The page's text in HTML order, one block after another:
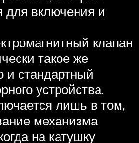
для включения и
клапан
такое же
и стандартный
устройства.
лишь в том,
механизма
на катушку